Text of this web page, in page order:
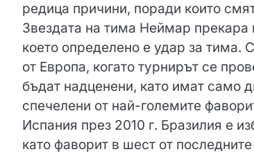
редица причини, поради които
Звездата на тима Неймар прекара
което определено е удар за тима.
от Европа, когато турнирът се
бъдат надценени, като имат само
спечелени от най-големите
Испания през 2010 г. Бразилия е
като фаворит в шест от